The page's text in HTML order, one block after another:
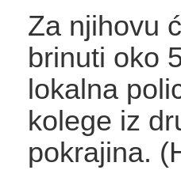
Za njihovu
brinuti oko
lokalna
kolege iz
pokrajina.